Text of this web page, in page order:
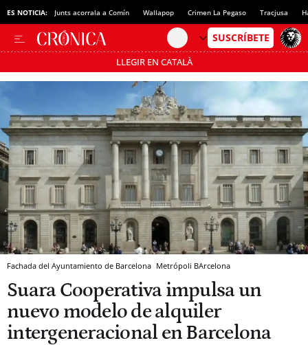
ES NOTICIA: Junts acorrala a Comín Wallapop Crimen La Pegaso Tracjusa
LLEGIR EN CATALÀ
Pásate al MODO AHORRO
Fachada del Ayuntamiento de Barcelona Metrópoli BArcelona
Suara Cooperativa impulsa un
nuevo modelo de alquiler
intergeneracional en Barcelona